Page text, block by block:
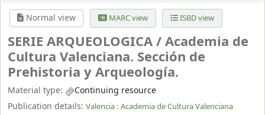
Normal view MARC view ISBD view
SERIE ARQUEOLOGICA /Academia de
Cultura Valenciana. Sección de
Prehistoria y Arqueología.
Material type:
Continuing resource
Publication details: Valencia : Academia de Cultura Valenciana